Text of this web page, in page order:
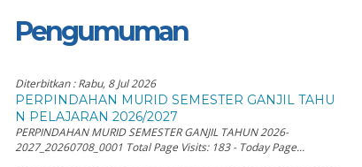
Pengumuman
Diterbitkan :Rabu, 8 Jul 2026
PERPINDAHAN MURID SEMESTER GANJIL TAHU
N PELAJARAN 2026/2027
PERPINDAHAN MURID SEMESTER GANJIL TAHUN 2026-
2027_20260708_0001 Total Page Visits: 183 - Today Page...